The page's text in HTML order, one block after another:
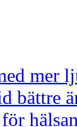
mer
bättre